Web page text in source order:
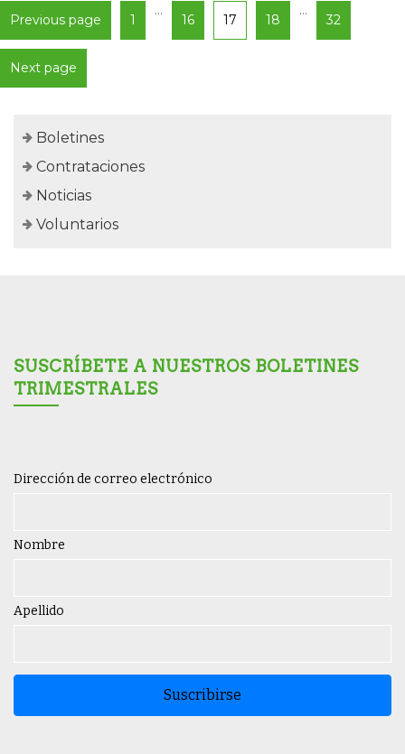
Previous page 1
…
16 17 18
…
32
Next page
Boletines
Contrataciones
Noticias
Voluntarios
SUSCRÍBETE A NUESTROS BOLETINES
TRIMESTRALES
Dirección de correo electrónico
Nombre
Apellido
Suscribirse